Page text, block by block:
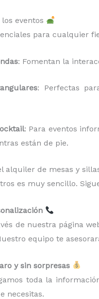
eventos
para cualquier
: Fomentan la
: Perfectas
: Para eventos
están de pie.
alquiler de mesas y
es muy sencillo.
de nuestra página
equipo te
y sin sorpresas
toda la
necesitas.